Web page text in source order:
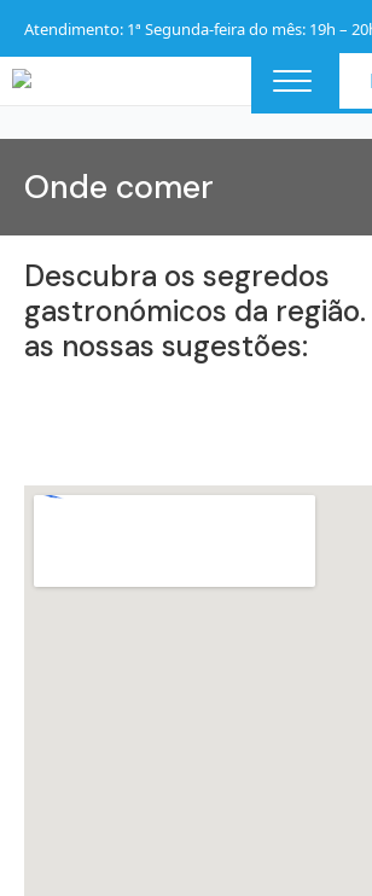
Atendimento: 1ª Segunda-feira do mês: 19h –
Onde comer
Descubra os segredos
gastronómicos da
as nossas sugestões: